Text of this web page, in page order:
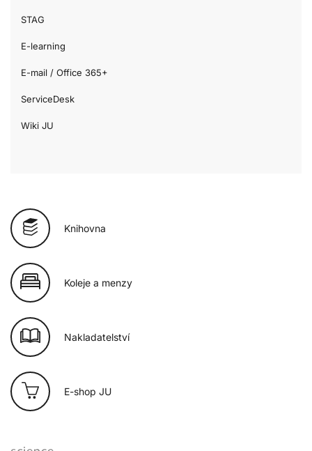
STAG
E-learning
E-mail / Office 365+
ServiceDesk
Wiki JU
Knihovna
Koleje a menzy
Nakladatelství
E-shop JU